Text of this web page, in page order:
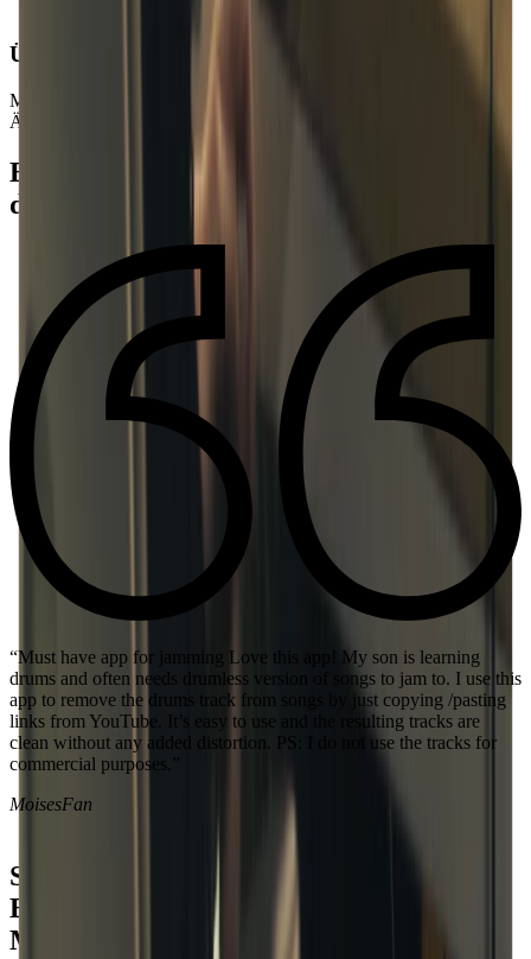
Übungstools
Mit einem eingebauten Metronom, Akkord-Bestimmung, Tempo-
Änderung und Texten war das Musik-Üben noch nie so einfach.
Erfahre, warum Millionen von Musikern
die Moises App lieben
“The Best for rehearsal It works exactly as it claims. Been playing
music for 20 years and I’ve never used anything like it ever. It’s
amazing.”
EmmryFLopez
Schließe dich unserer internationalen
Band mit über 70 Millionen
Musikliebhabern weltweit an.